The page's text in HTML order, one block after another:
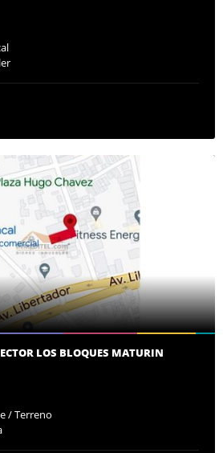
LOS BLOQUES MATURIN
/ Terreno